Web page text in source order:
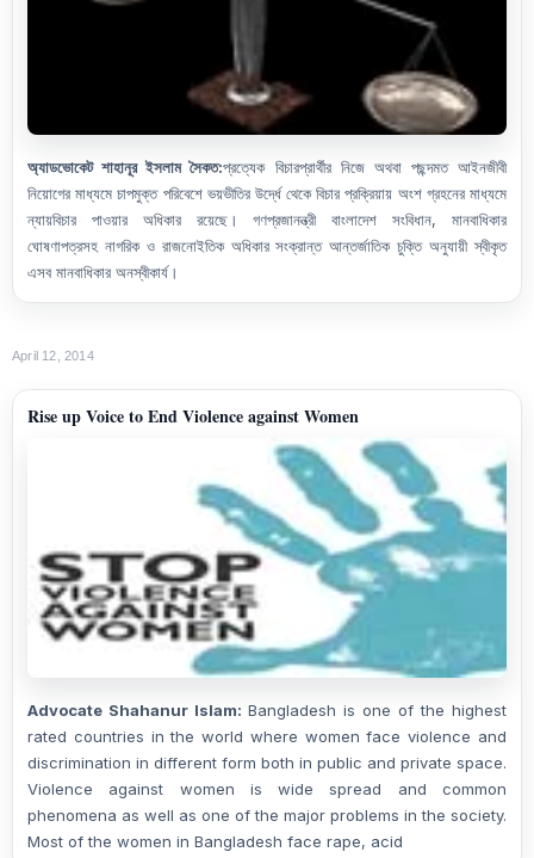
অ্যাডভোকেট শাহানূর ইসলাম সৈকত:প্রত্যেক বিচারপ্রার্থীর নিজে অথবা পছন্দমত আইনজীবী
নিয়োগের মাধ্যমে চাপমুক্ত পরিবেশে ভয়ভীতির উর্দ্ধে থেকে বিচার প্রক্রিয়ায় অংশ গ্রহনের মাধ্যমে
ন্যায়বিচার পাওয়ার অধিকার রয়েছে। গণপ্রজানন্ত্রী বাংলাদেশ সংবিধান, মানবাধিকার
ঘোষণাপত্রসহ নাগরিক ও রাজনোইতিক অধিকার সংক্রান্ত আন্তর্জাতিক চুক্তি অনুযায়ী স্বীকৃত
এসব মানবাধিকার অনস্বীকার্য।
April 12, 2014
Rise up Voice to End Violence against Women
Advocate Shahanur Islam: Bangladesh is one of the highest
rated countries in the world where women face violence and
discrimination in different form both in public and private space.
Violence against women is wide spread and common
phenomena as well as one of the major problems in the society.
Most of the women in Bangladesh face rape, acid